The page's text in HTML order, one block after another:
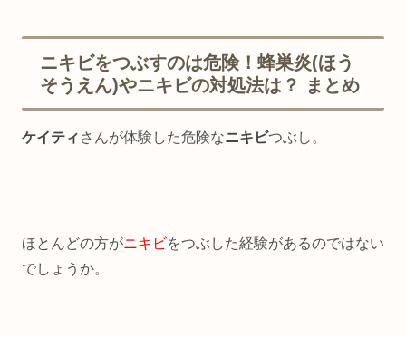
ニキビをつぶすのは危険！蜂巣炎(ほう
そうえん)やニキビの対処法は？ まとめ
ケイティ さんが体験した危険なニキビつぶし。
ほとんどの方がニキビをつぶした経験があるのではない
でしょうか。